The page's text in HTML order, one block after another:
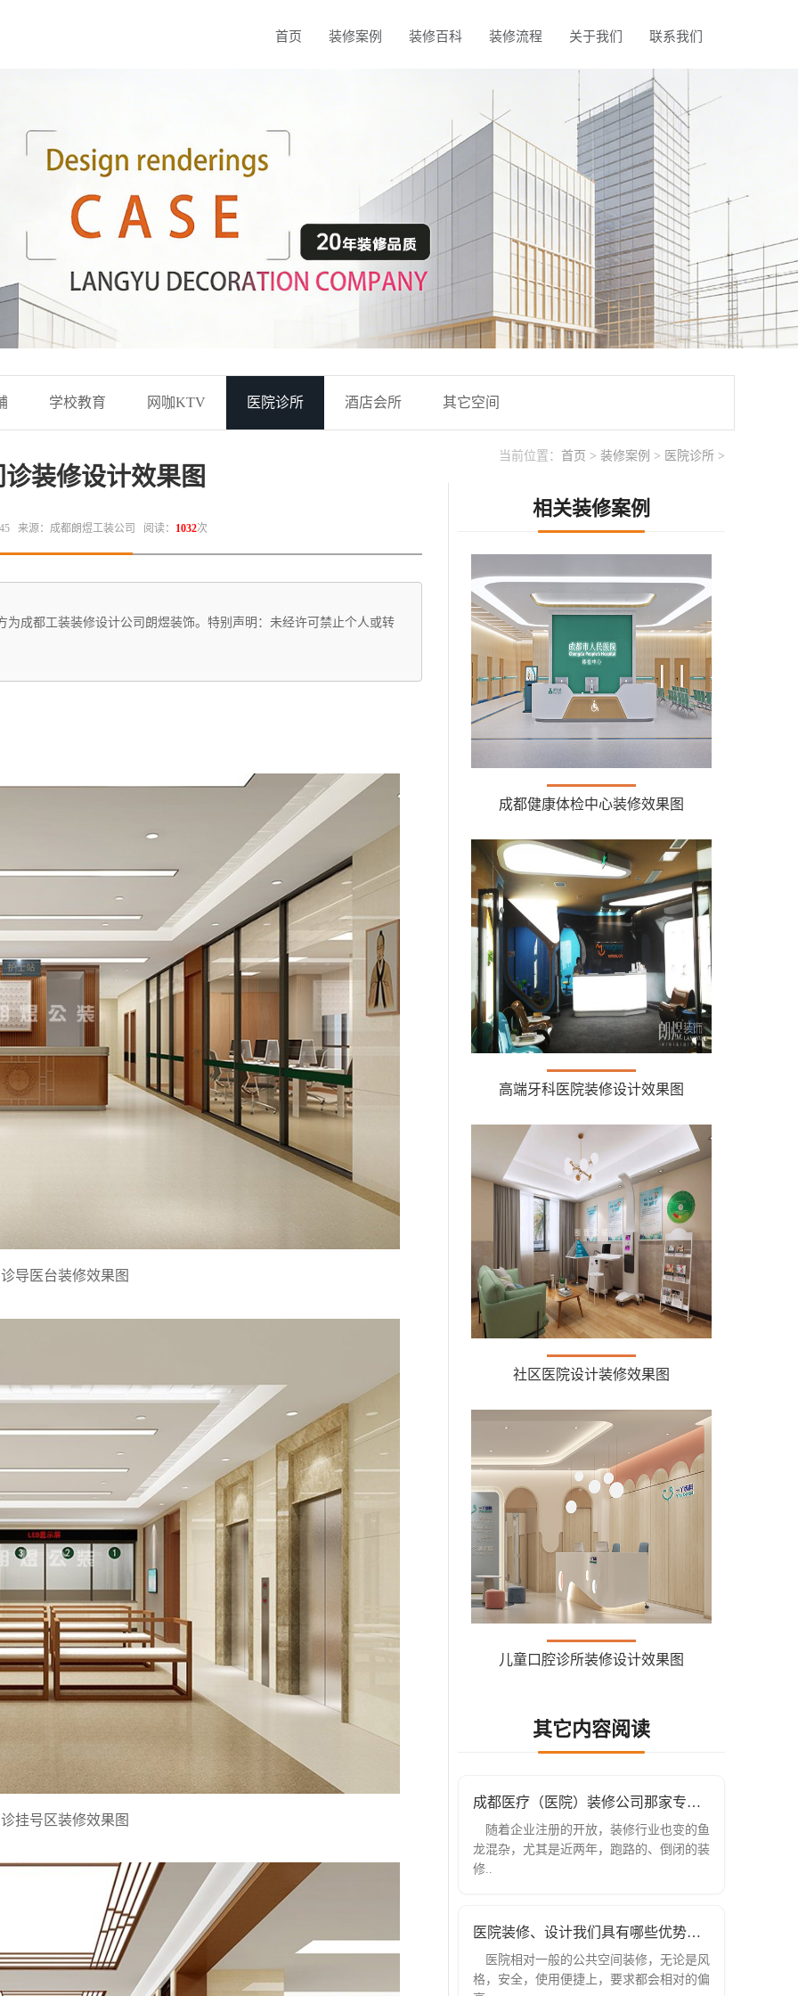
首页 装修案例 装修百科 装修流程 关于我们 联系我们
学校教育 网咖KTV 医院诊所 酒店会所 其它空间
当前位置： 首页 > 装修案例 > 医院诊所 >
装修设计效果图
来源：成都朗煜工装公司 阅读： 1032次
成都工装装修设计公司朗煜装饰。特别声明：未经许可禁止个人或转
导医台装修效果图
挂号区装修效果图
相关装修案例
成都健康体检中心装修效果图
高端牙科医院装修设计效果图
社区医院设计装修效果图
儿童口腔诊所装修设计效果图
其它内容阅读
成都医疗（医院）装修公司那家专业？
随着企业注册的开放，装修行业也变的鱼
龙混杂，尤其是近两年，跑路的、倒闭的装
修..
医院装修、设计我们具有哪些优势？成都
医院相对一般的公共空间装修，无论是风
格，安全，使用便捷上，要求都会相对的偏